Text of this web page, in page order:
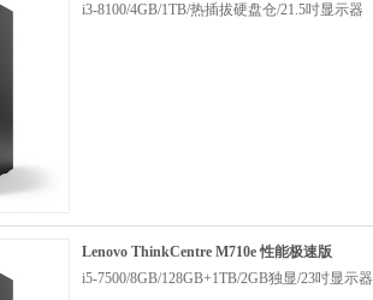
i3-8100/4GB/1TB/热插拔硬盘仓/21.5吋显示器
Lenovo ThinkCentre M710e 性能极速版
i5-7500/8GB/128GB+1TB/2GB独显/23吋显示器